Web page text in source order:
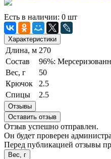
Есть в наличии: 0 шт
Характеристики
Длина, м 270
Состав
96%:
Вес, г
50
Крючок
2.5
Спицы
2.5
Отзывы
Оставить отзыв
Отзыв успешно отправлен.
Он будет проверен
Перед публикацией отзывы
Вес, г